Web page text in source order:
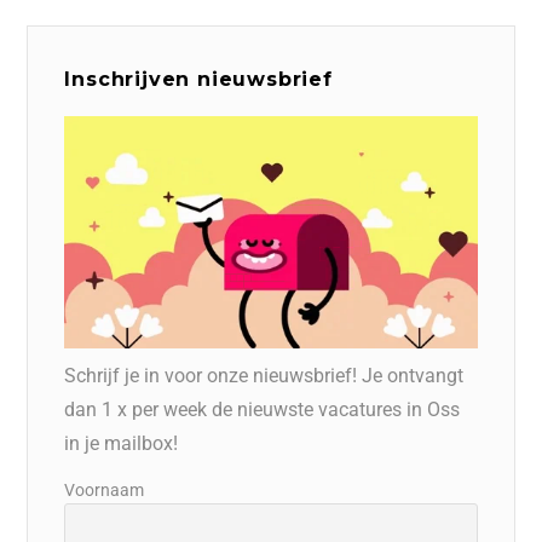
Inschrijven nieuwsbrief
Schrijf je in voor onze nieuwsbrief! Je ontvangt
dan 1 x per week de nieuwste vacatures in Oss
in je mailbox!
Voornaam